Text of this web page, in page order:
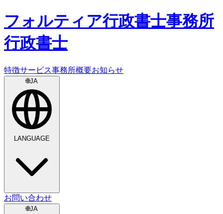
フォルティア行政書士事務所
行政書士
特徴サービス事務所概要お知らせ
🌐JA
LANGUAGE
お問い合わせ
🌐JA